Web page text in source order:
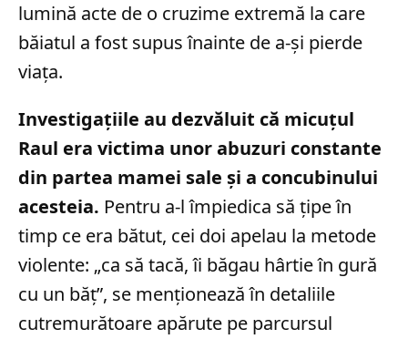
lumină acte de o cruzime extremă la care
băiatul a fost supus înainte de a-și pierde
viața.
Investigațiile au dezvăluit că micuțul
Raul era victima unor abuzuri constante
din partea mamei sale și a concubinului
acesteia. Pentru a-l împiedica să țipe în
timp ce era bătut, cei doi apelau la metode
violente: „ca să tacă, îi băgau hârtie în gură
cu un băț”, se menționează în detaliile
cutremurătoare apărute pe parcursul